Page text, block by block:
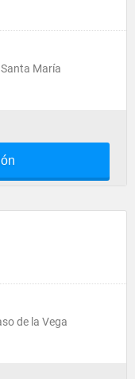
María
de la Vega